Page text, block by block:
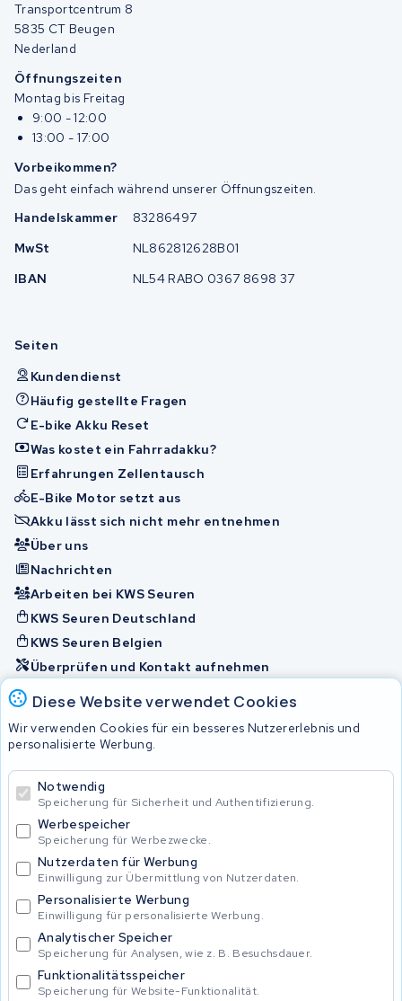
Diese Website verwendet Cookies
Wir verwenden Cookies für ein besseres Nutzererlebnis und
personalisierte Werbung.
Notwendig
Speicherung für Sicherheit und Authentifizierung.
Werbespeicher
Speicherung für Werbezwecke.
Nutzerdaten für Werbung
Einwilligung zur Übermittlung von Nutzerdaten.
Personalisierte Werbung
Einwilligung für personalisierte Werbung.
Analytischer Speicher
Speicherung für Analysen, wie z. B. Besuchsdauer.
Funktionalitätsspeicher
Speicherung für Website-Funktionalität.
Transportcentrum 8
5835 CT Beugen
Nederland
Öffnungszeiten
Montag bis Freitag
9:00 - 12:00
13:00 - 17:00
Vorbeikommen?
Das geht einfach während unserer Öffnungszeiten.
Handelskammer
83286497
MwSt
NL862812628B01
IBAN
NL54 RABO 0367 8698 37
Seiten
Kundendienst
Häufig gestellte Fragen
E-bike Akku Reset
Was kostet ein Fahrradakku?
Erfahrungen Zellentausch
E-Bike Motor setzt aus
Akku lässt sich nicht mehr entnehmen
Über uns
Nachrichten
Arbeiten bei KWS Seuren
KWS Seuren Deutschland
KWS Seuren Belgien
Überprüfen und Kontakt aufnehmen
Allgemeine Geschäftsbedingungen
Privacy Policy